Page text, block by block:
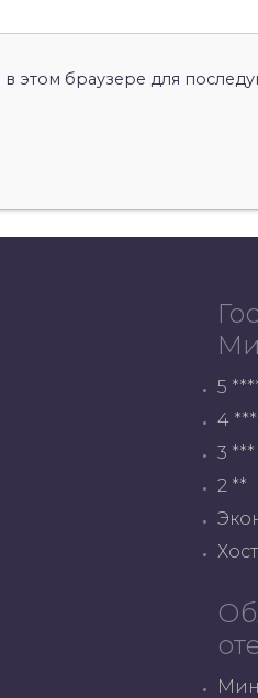
в этом браузере для
5
4
3 ***
2 **